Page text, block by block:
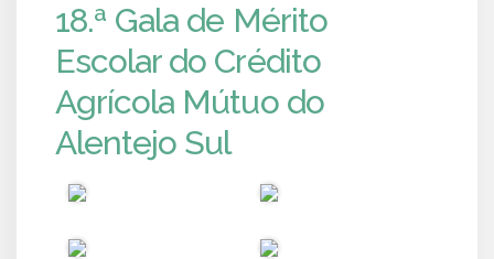
18.ª Gala de Mérito
Escolar do Crédito
Agrícola Mútuo do
Alentejo Sul